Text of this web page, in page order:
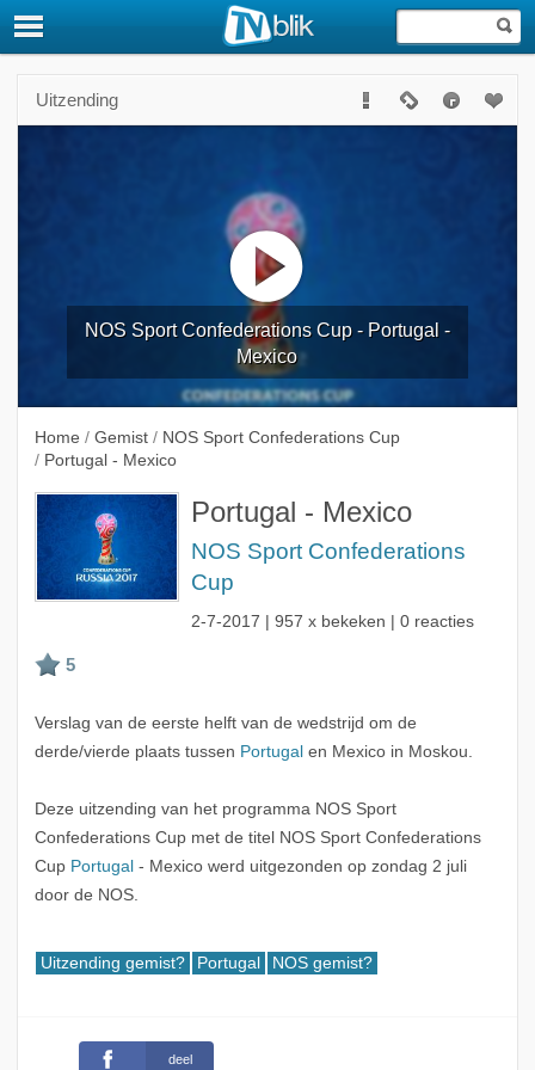
Uitzending
NOS Sport Confederations Cup - Portugal -
Mexico
Home / Gemist / NOS Sport Confederations Cup
/ Portugal - Mexico
Portugal - Mexico
NOS Sport Confederations
Cup
2-7-2017 | 957 x bekeken | 0 reacties
Verslag van de eerste helft van de wedstrijd om de
derde/vierde plaats tussen Portugal en Mexico in Moskou.
Deze uitzending van het programma NOS Sport
Confederations Cup met de titel NOS Sport Confederations
Cup Portugal - Mexico werd uitgezonden op zondag 2 juli
door de NOS.
Uitzending gemist? Portugal NOS gemist?
deel